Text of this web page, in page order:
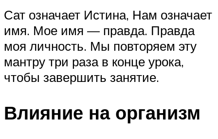
Сат означает Истина, Нам означает
имя. Мое имя — правда. Правда
моя личность. Мы повторяем эту
мантру три раза в конце урока,
чтобы завершить занятие.
Влияние на организм